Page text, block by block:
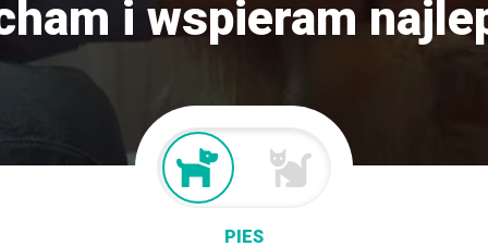
i wspieram
PIES